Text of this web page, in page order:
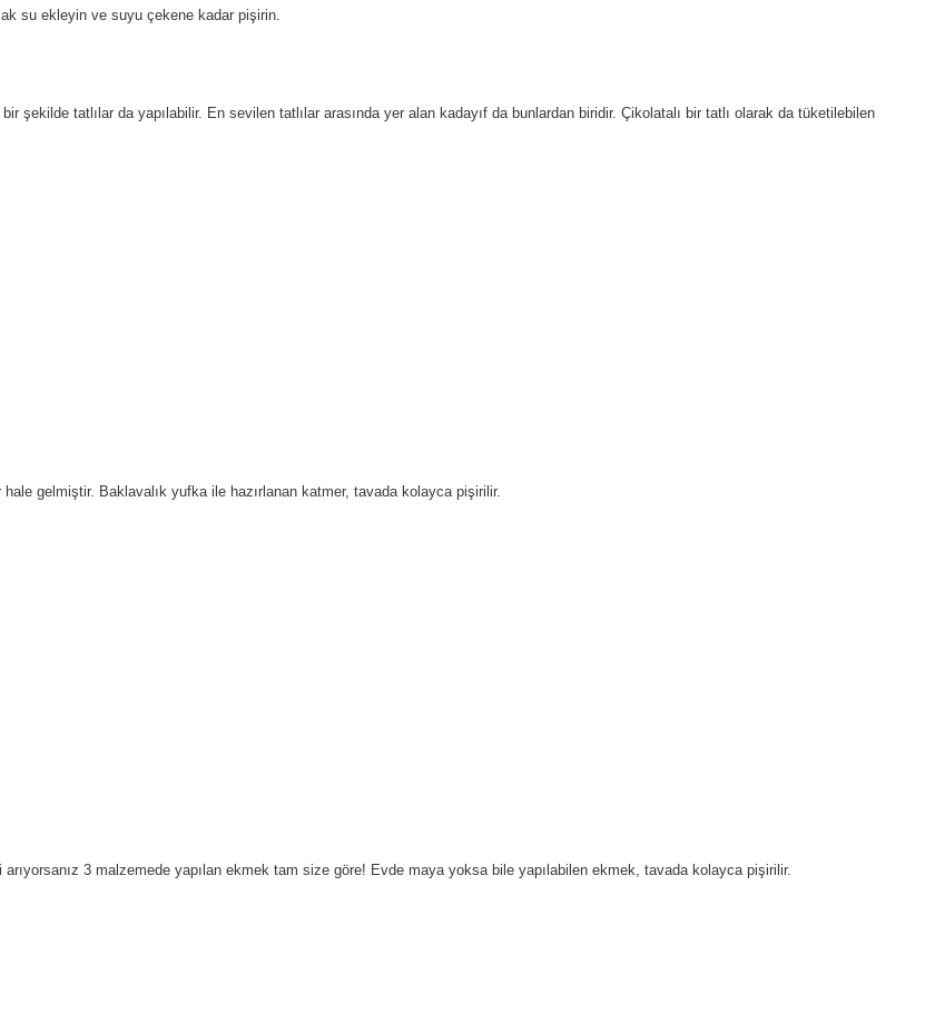
su ekleyin ve suyu çekene kadar pişirin.
şekilde tatlılar da yapılabilir. En sevilen tatlılar arasında yer alan kadayıf da bunlardan biridir. Çikolatalı bir tatlı olarak da tüketilebilen
gelmiştir. Baklavalık yufka ile hazırlanan katmer, tavada kolayca pişirilir.
3 malzemede yapılan ekmek tam size göre! Evde maya yoksa bile yapılabilen ekmek, tavada kolayca pişirilir.